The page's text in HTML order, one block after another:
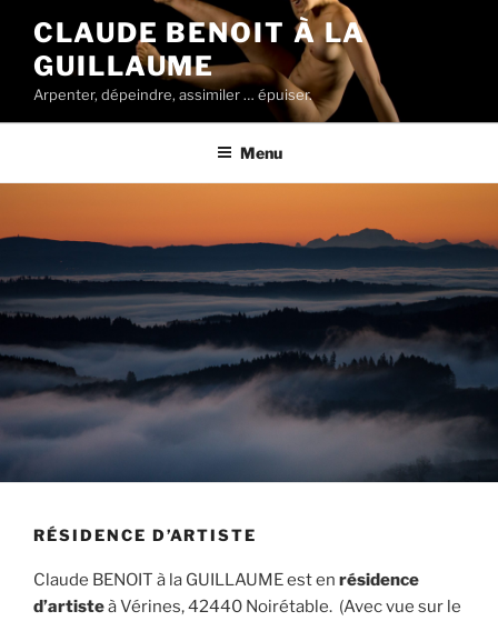
contenu
principal
CLAUDE BENOIT À LA
GUILLAUME
Arpenter, dépeindre, assimiler … épuiser.
Menu
RÉSIDENCE D’ARTISTE
Claude BENOIT à la GUILLAUME est en résidence
d’artisteà Vérines, 42440 Noirétable. (Avec vue sur le